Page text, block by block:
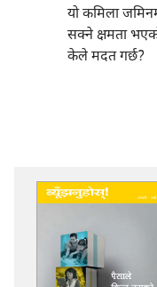
यो कमिला
सक्ने क्षमता
केले मदत गर्छ?